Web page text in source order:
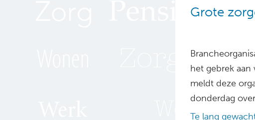
Grote
het gebrek
meldt deze
donderdag
Te lang